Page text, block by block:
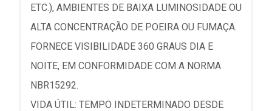
ETC.), AMBIENTES DE BAIXA LUMINOSIDADE OU
ALTA CONCENTRAÇÃO DE POEIRA OU FUMAÇA.
FORNECE VISIBILIDADE 360 GRAUS DIA E
NOITE, EM CONFORMIDADE COM A NORMA
NBR15292.
VIDA ÚTIL: TEMPO INDETERMINADO DESDE